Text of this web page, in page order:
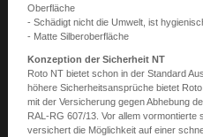
Oberfläche
- Schädigt nicht die Umwelt, ist
- Matte Silberoberfläche
Konzeption der Sicherheit NT
Roto NT bietet schon in der Standard
höhere Sicherheitsansprüche bietet
mit der Versicherung gegen Abhebung
RAL-RG 607/13. Vor allem vormontierte
versichert die Möglichkeit auf einer